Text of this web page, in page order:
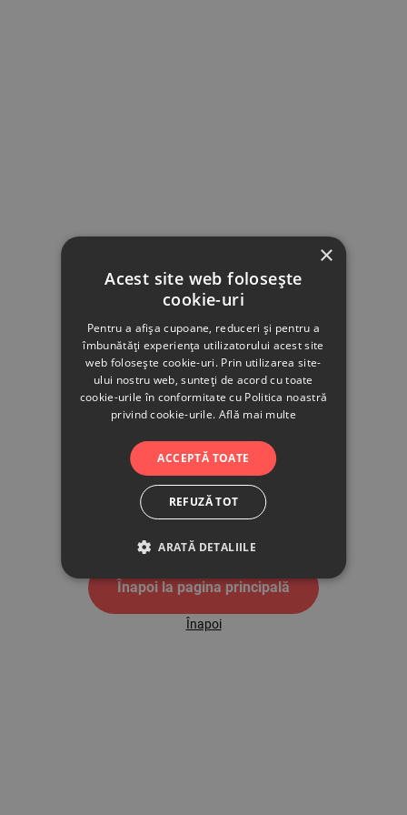
500
Înapoi la pagina principală
Înapoi
×
Acest site web folosește
cookie-uri
Pentru a afișa cupoane, reduceri și pentru a
îmbunătăți experiența utilizatorului acest site
web folosește cookie-uri. Prin utilizarea site-
ului nostru web, sunteți de acord cu toate
cookie-urile în conformitate cu Politica noastră
privind cookie-urile. Află mai multe
ACCEPTĂ TOATE
REFUZĂ TOT
ARATĂ DETALIILE